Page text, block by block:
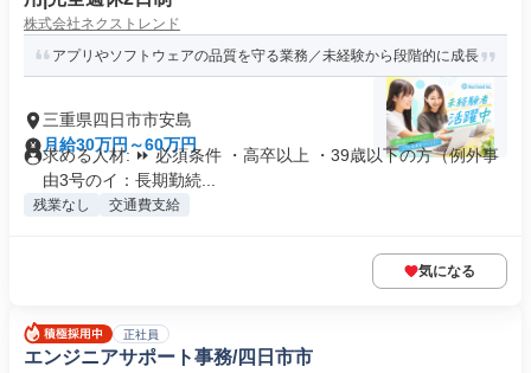
株式会社ネクストレンド
アプリやソフトウェアの品質を守る業務／未経験から段階的に成長
三重県四日市市安島
月給30万円～60万円
求める人材: ⏩ 必須条件 ・高卒以上 ・39歳以下の方（例外事
由3号のイ：長期勤続...
残業なし 交通費支給
気になる
正社員
エンジニアサポート事務/四日市市